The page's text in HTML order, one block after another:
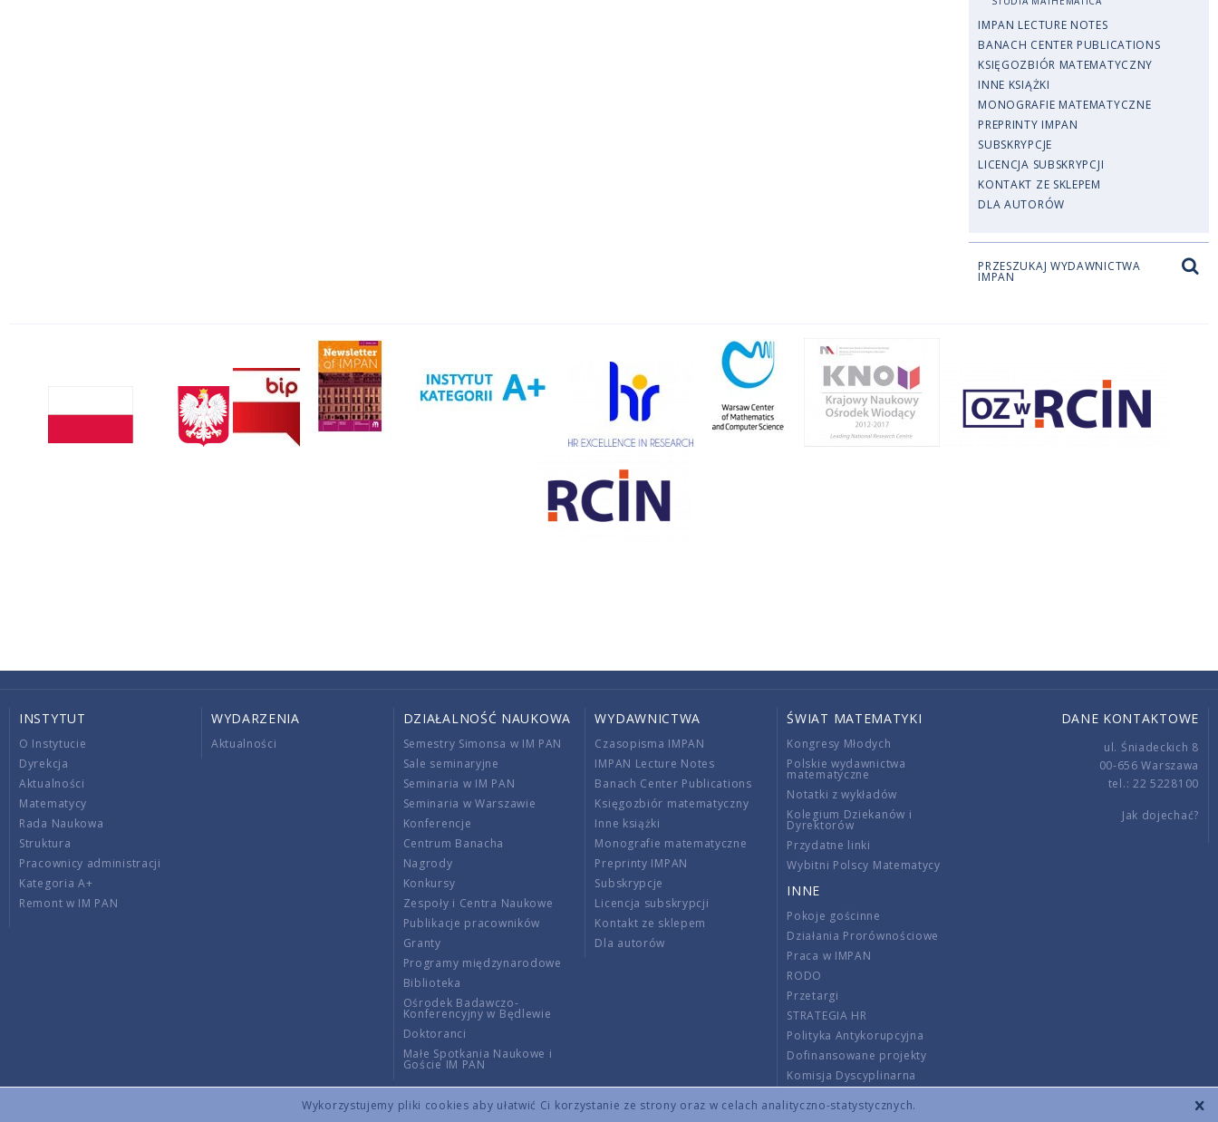
Wykorzystujemy pliki cookies aby ułatwić Ci korzystanie ze strony oraz w celach analityczno-statystycznych.
IMPAN LECTURE NOTES
BANACH CENTER PUBLICATIONS
KSIĘGOZBIÓR MATEMATYCZNY
INNE KSIĄŻKI
MONOGRAFIE MATEMATYCZNE
PREPRINTY IMPAN
SUBSKRYPCJE
LICENCJA SUBSKRYPCJI
KONTAKT ZE SKLEPEM
DLA AUTORÓW
PRZESZUKAJ WYDAWNICTWA
IMPAN
INSTYTUT
O Instytucie
Dyrekcja
Aktualności
Matematycy
Rada Naukowa
Struktura
Pracownicy administracji
Kategoria A+
Remont w IM PAN
WYDARZENIA
Aktualności
DZIAŁALNOŚĆ NAUKOWA
Semestry Simonsa w IM PAN
Sale seminaryjne
Seminaria w IM PAN
Seminaria w Warszawie
Konferencje
Centrum Banacha
Nagrody
Konkursy
Zespoły i Centra Naukowe
Publikacje pracowników
Granty
Programy międzynarodowe
Biblioteka
Ośrodek Badawczo-
Konferencyjny w Będlewie
Doktoranci
Małe Spotkania Naukowe i
Goście IM PAN
WYDAWNICTWA
Czasopisma IMPAN
IMPAN Lecture Notes
Banach Center Publications
Księgozbiór matematyczny
Inne książki
Monografie matematyczne
Preprinty IMPAN
Subskrypcje
Licencja subskrypcji
Kontakt ze sklepem
Dla autorów
ŚWIAT MATEMATYKI
Kongresy Młodych
Polskie wydawnictwa
matematyczne
Notatki z wykładów
Kolegium Dziekanów i
Dyrektorów
Przydatne linki
Wybitni Polscy Matematycy
INNE
Pokoje gościnne
Działania Prorównościowe
Praca w IMPAN
RODO
Przetargi
STRATEGIA HR
Polityka Antykorupcyjna
Dofinansowane projekty
Komisja Dyscyplinarna
Wnoszenie opłat
DANE KONTAKTOWE
ul. Śniadeckich 8
00-656 Warszawa
tel.: 22 5228100
Jak dojechać?